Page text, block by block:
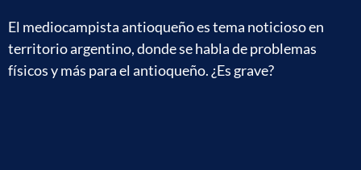
El mediocampista antioqueño es tema noticioso en
territorio argentino, donde se habla de problemas
físicos y más para el antioqueño. ¿Es grave?